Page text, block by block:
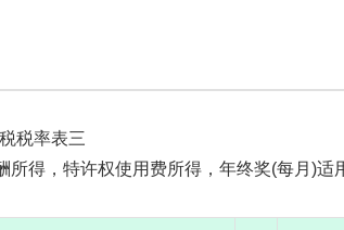
税率表三
得，特许权使用费所得，年终奖(每月)适